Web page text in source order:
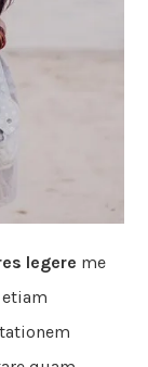
legere me